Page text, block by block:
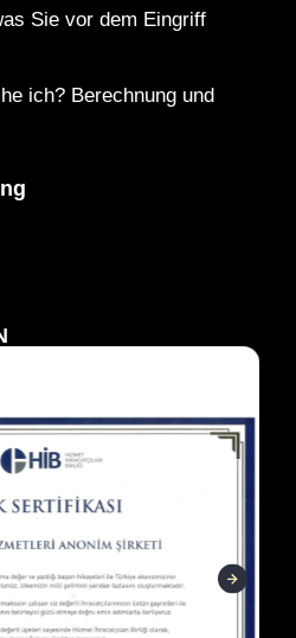
Sie vor dem Eingriff
ich? Berechnung und